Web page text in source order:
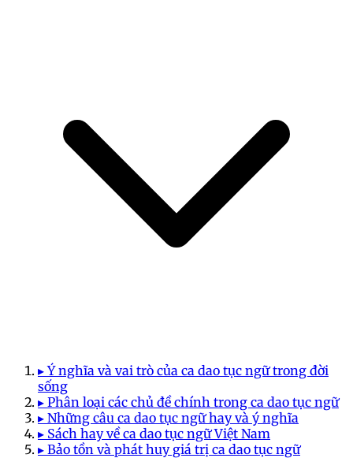
▸ Ý nghĩa và vai trò của ca dao tục ngữ trong đời
sống
▸ Phân loại các chủ đề chính trong ca dao tục ngữ
▸ Những câu ca dao tục ngữ hay và ý nghĩa
▸ Sách hay về ca dao tục ngữ Việt Nam
▸ Bảo tồn và phát huy giá trị ca dao tục ngữ